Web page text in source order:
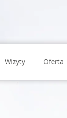
Wizyty Oferta